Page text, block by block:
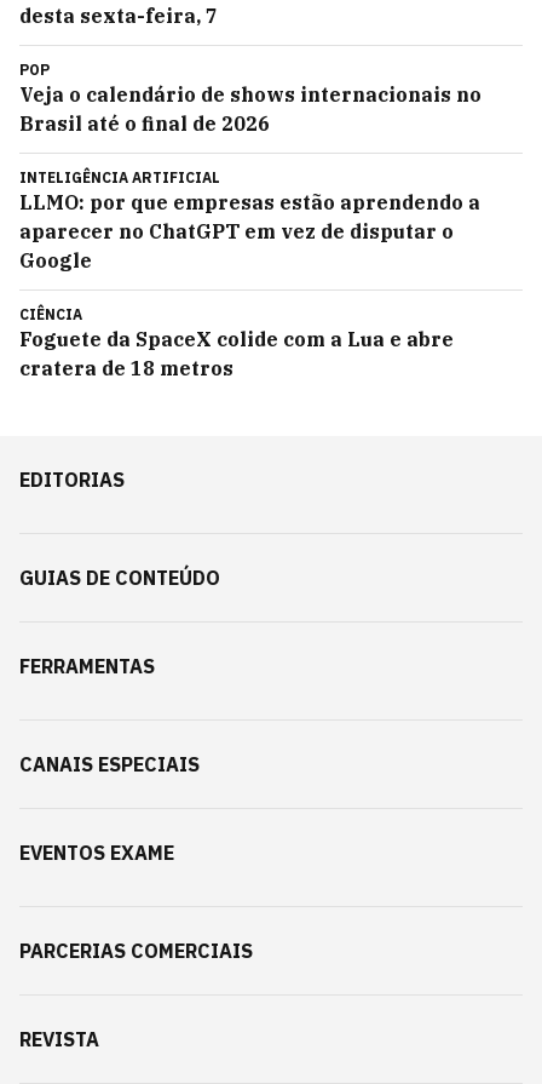
desta sexta-feira, 7
POP
Veja o calendário de shows internacionais no
Brasil até o final de 2026
INTELIGÊNCIA ARTIFICIAL
LLMO: por que empresas estão aprendendo a
aparecer no ChatGPT em vez de disputar o
Google
CIÊNCIA
Foguete da SpaceX colide com a Lua e abre
cratera de 18 metros
EDITORIAS
GUIAS DE CONTEÚDO
FERRAMENTAS
CANAIS ESPECIAIS
EVENTOS EXAME
PARCERIAS COMERCIAIS
REVISTA